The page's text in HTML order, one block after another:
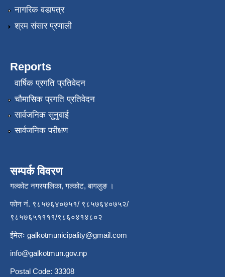
नागरिक वडापत्र
श्रम संसार प्रणाली
Reports
वार्षिक प्रगति प्रतिवेदन
चौमासिक प्रगति प्रतिवेदन
सार्वजनिक सुनुवाई
सार्वजनिक परीक्षण
सम्पर्क विवरण
गल्कोट नगरपालिका, गल्कोट, बागलुङ ।
फोन नं. ९८५७६४०७५१/ ९८५७६४०७५२/
९८५७६५११११/९८६०४१४८०२
ईमेलः galkotmunicipality@gmail.com
info@galkotmun.gov.np
Postal Code: 33308